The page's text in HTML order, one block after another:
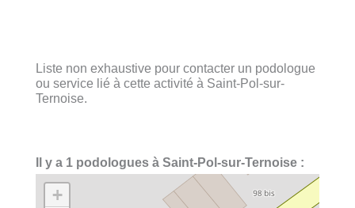
Liste non exhaustive pour contacter un podologue
ou service lié à cette activité à Saint-Pol-sur-
Ternoise.
Il y a 1 podologues à Saint-Pol-sur-Ternoise :
+